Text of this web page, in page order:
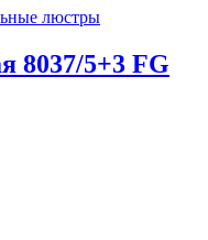
люстры
8037/5+3 FG